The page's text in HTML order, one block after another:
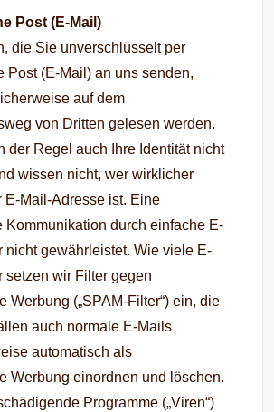
Post (E-Mail)
die Sie unverschlüsselt per
Post (E-Mail) an uns senden,
auf dem
von Dritten gelesen werden.
der Regel auch Ihre Identität nicht
wissen nicht, wer wirklicher
E-Mail-Adresse ist. Eine
Kommunikation durch einfache E-
nicht gewährleistet. Wie viele E-
setzen wir Filter gegen
Werbung („SPAM-Filter“) ein, die
auch normale E-Mails
automatisch als
Werbung einordnen und löschen.
Programme („Viren“)